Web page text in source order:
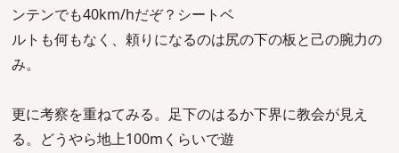
ンテンでも40km/hだぞ？シートベ
ルトも何もなく、頼りになるのは尻の下の板と己の腕力の
み。
更に考察を重ねてみる。足下のはるか下界に教会が見え
る。どうやら地上100mくらいで遊